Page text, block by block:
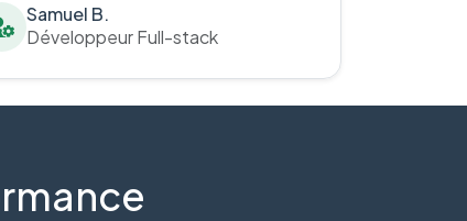
Samuel B.
Développeur Full-stack